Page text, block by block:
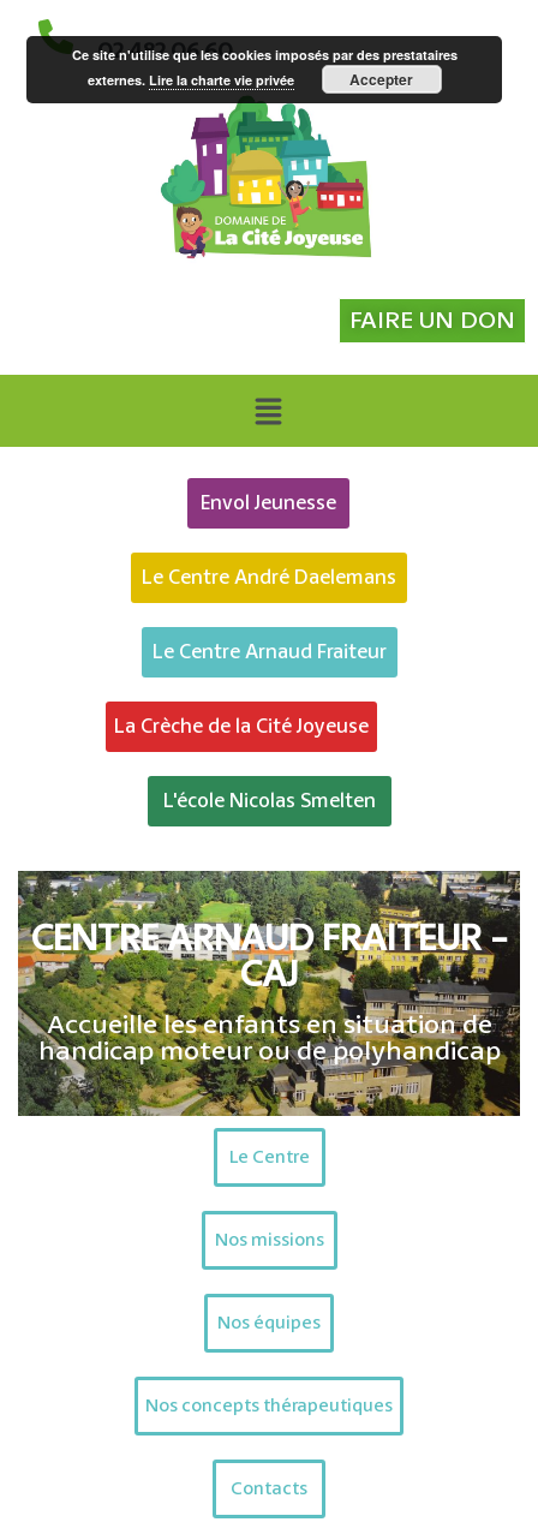
02 482 06 60
FAIRE UN DON
Envol Jeunesse
Le Centre André Daelemans
Le Centre Arnaud Fraiteur
La Crèche de la Cité Joyeuse
L'école Nicolas Smelten
CENTRE ARNAUD FRAITEUR -
CAJ
Accueille les enfants en situation de
handicap moteur ou de polyhandicap
Le Centre
Nos missions
Nos équipes
Nos concepts thérapeutiques
Contacts
Ce site n'utilise que les cookies imposés par des prestataires
externes. Lire la charte vie privée Accepter